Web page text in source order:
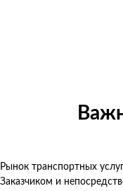
Рынок транспортных
Заказчиком и